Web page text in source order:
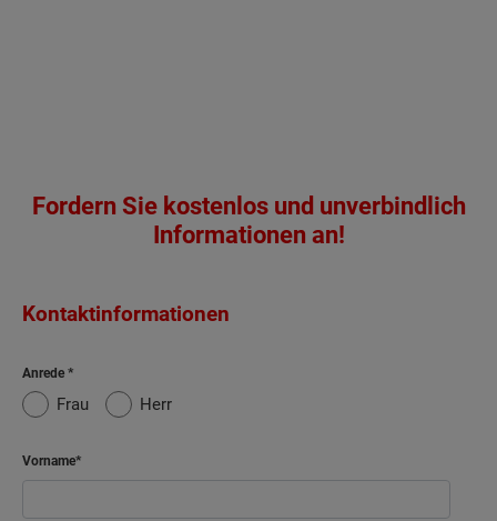
Fordern Sie kostenlos und unverbindlich
Informationen an!
Kontaktinformationen
Anrede
Frau Herr
Vorname